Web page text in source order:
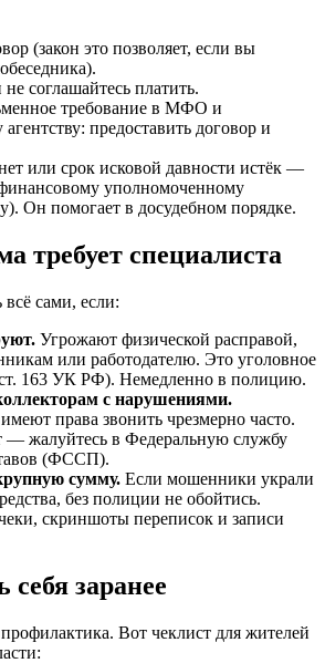
(закон это позволяет, если вы
соглашайтесь платить.
требование в МФО и
агентству: предоставить договор и
или срок исковой давности истёк —
уполномоченному
Он помогает в досудебном порядке.
требует специалиста
сами, если:
Угрожают физической расправой,
или работодателю. Это уголовное
163 УК РФ). Немедленно в полицию.
с нарушениями.
права звонить чрезмерно часто.
жалуйтесь в Федеральную службу
(ФССП).
сумму. Если мошенники украли
без полиции не обойтись.
скриншоты переписок и записи
заранее
Вот чеклист для жителей